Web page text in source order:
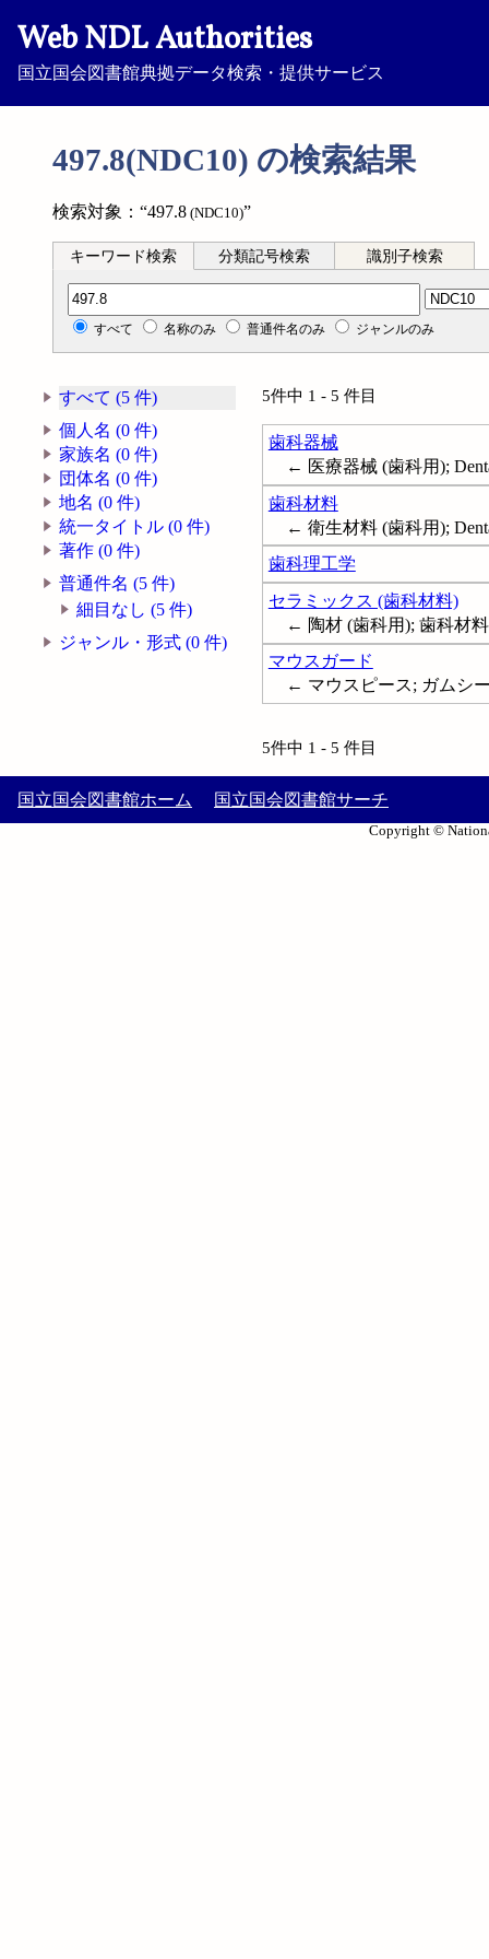
Web NDL Authorities
国立国会図書館典拠データ検索・提供サービス
497.8(NDC10) の検索結果
検索対象：“497.8 (NDC10)”
キーワード検索 分類記号検索 識別子検索
分類記号検索
すべて 名称のみ 普通件名のみ ジャンルのみ
すべて (5 件)
個人名 (0 件)
家族名 (0 件)
団体名 (0 件)
地名 (0 件)
統一タイトル (0 件)
著作 (0 件)
普通件名 (5 件)
細目なし (5 件)
ジャンル・形式 (0 件)
5件中 1 - 5 件目
歯科器械
← 医療器械 (歯科用);
歯科材料
← 衛生材料 (歯科用);
歯科理工学
セラミックス (歯科材料)
← 陶材 (歯科用); 歯科材料
マウスガード
← マウスピース; ガムシ
5件中 1 - 5 件目
国立国会図書館ホーム 国立国会図書館サーチ
Copyright ©